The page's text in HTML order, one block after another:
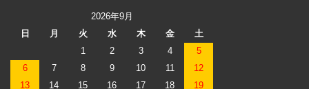
2026年9月
日
月 火 水 木 金
土
1
2 3 4
5
6
7 8 9 10 11
12
13
14 15 16 17 18
19